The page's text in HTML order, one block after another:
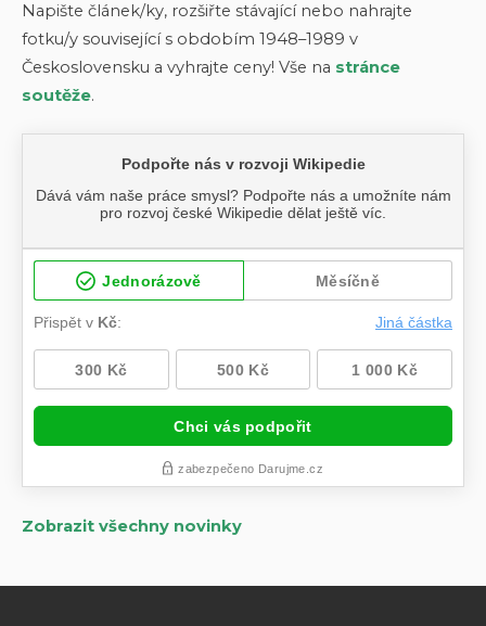
Napište článek/ky, rozšiřte stávající nebo nahrajte
fotku/y související s obdobím 1948–1989 v
Československu a vyhrajte ceny! Vše na stránce
soutěže.
Zobrazit všechny novinky